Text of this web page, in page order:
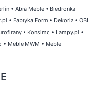
• Abra Meble • Biedronka
• Fabryka Form • Dekoria • OBI
• Konsimo • Lampy.pl •
• Meble MWM • Meble